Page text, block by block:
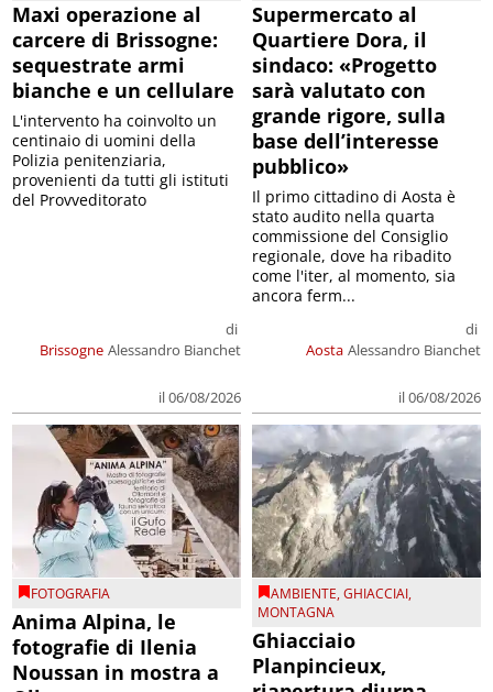
Maxi operazione al
carcere di Brissogne:
sequestrate armi
bianche e un cellulare
Brissogne
di
Alessandro Bianchet
il 06/08/2026
L'intervento ha coinvolto un
centinaio di uomini della
Polizia penitenziaria,
provenienti da tutti gli istituti
del Provveditorato
Supermercato al
Quartiere Dora, il
sindaco: «Progetto
sarà valutato con
grande rigore, sulla
base dell’interesse
pubblico»
Aosta
di
Alessandro Bianchet
il 06/08/2026
Il primo cittadino di Aosta è
stato audito nella quarta
commissione del Consiglio
regionale, dove ha ribadito
come l'iter, al momento, sia
ancora ferm...
FOTOGRAFIA
Anima Alpina, le
fotografie di Ilenia
Noussan in mostra a
AMBIENTE,GHIACCIAI,
MONTAGNA
Ghiacciaio
Planpincieux,